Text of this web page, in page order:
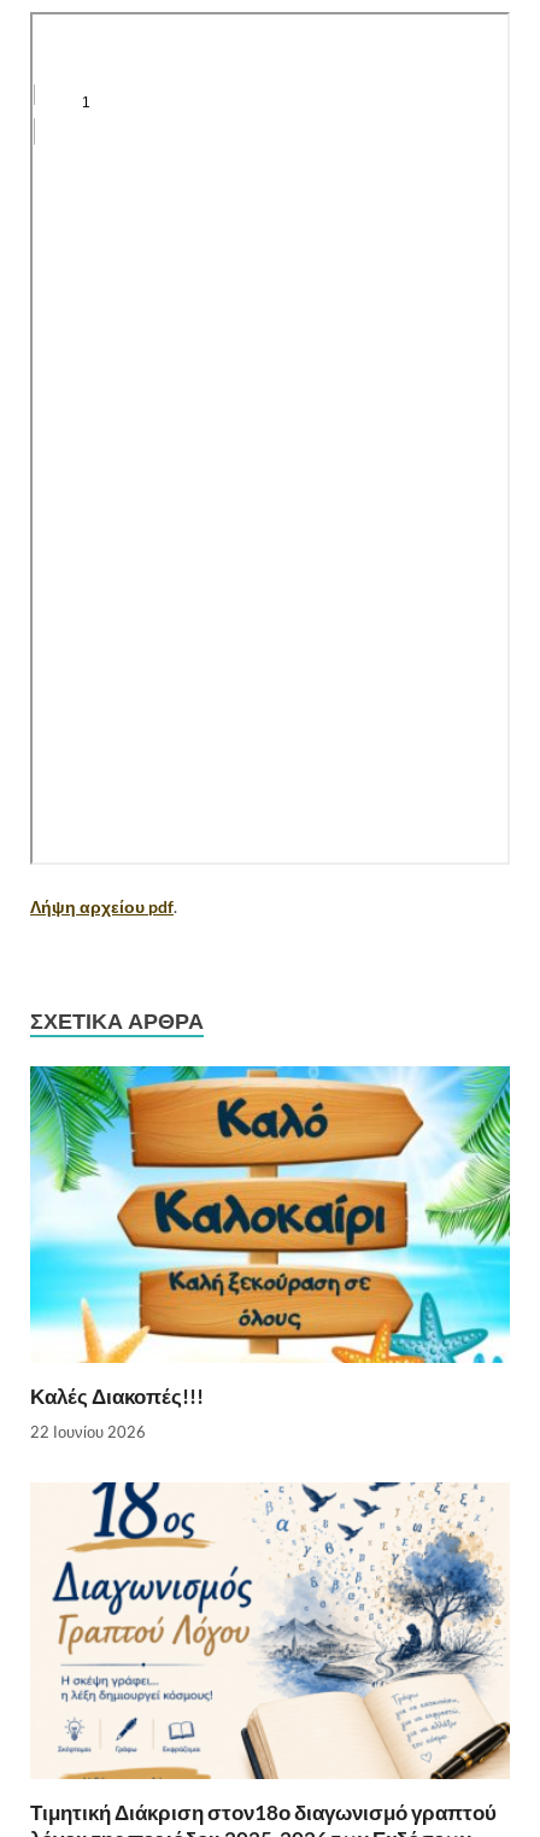
Λήψη αρχείου pdf.
ΣΧΕΤΙΚΆ ΆΡΘΡΑ
Καλές Διακοπές!!!
22 Ιουνίου 2026
Τιμητική Διάκριση στον18ο διαγωνισμό γραπτού